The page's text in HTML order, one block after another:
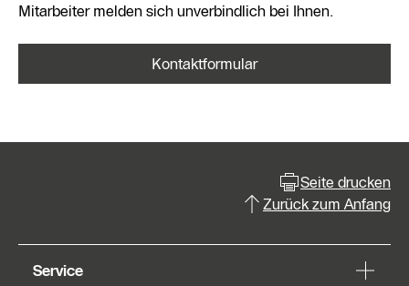
Mitarbeiter melden sich unverbindlich bei Ihnen.
Kontaktformular
Seite drucken
Zurück zum Anfang
Service